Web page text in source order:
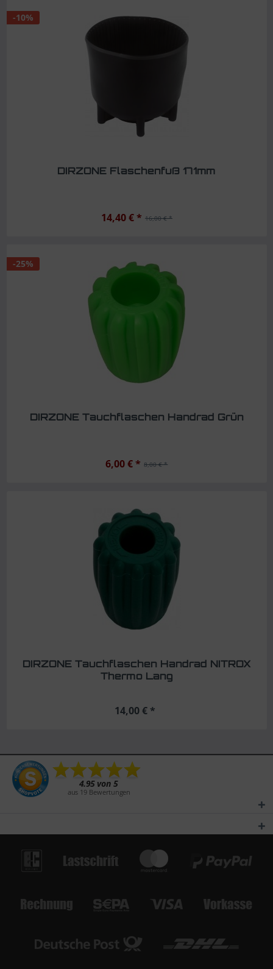
-10%
DIRZONE Flaschenfuß 171mm
16,00 € *
14,40 € *
-25%
DIRZONE Tauchflaschen Handrad Grün
8,00 € *
6,00 € *
DIRZONE Tauchflaschen Handrad NITROX
Thermo Lang
14,00 € *